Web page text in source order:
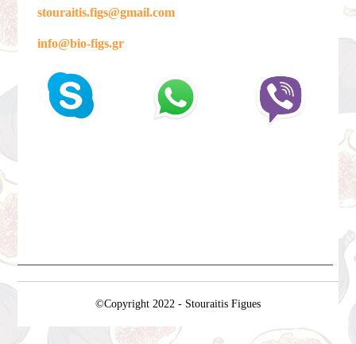
stouraitis.figs@gmail.com
info@bio-figs.gr
©Copyright 2022 - Stouraitis Figues